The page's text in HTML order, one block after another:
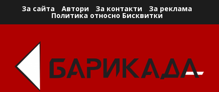
За сайта Автори За контакти За реклама
Политика относно Бисквитки